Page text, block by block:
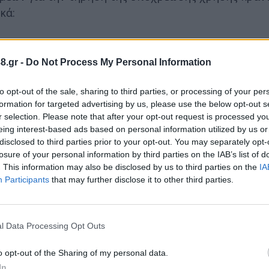
- Do Not Process My Personal Information
opt-out of the sale, sharing to third parties, or processing of your
for targeted advertising by us, please use the below opt-out
selection. Please note that after your opt-out request is processed
interest-based ads based on personal information utilized by us
to third parties prior to your opt-out. You may separately
of your personal information by third parties on the IAB’s list of
This information may also be disclosed by us to third parties on the
Participants that may further disclose it to other third parties.
Data Processing Opt Outs
opt-out of the Sharing of my personal data.
Κυκλοφορίας (Ν. 5209/2025):
πρόστιμο ύψους -350- ευρώ και
επισύρει πρόστιμο ύψους -350- ευρώ.
πρόστιμο ύψους -30- ευρώ.
των συνεπιβατών επισύρει πρόστιμο
για -30- μέρες.